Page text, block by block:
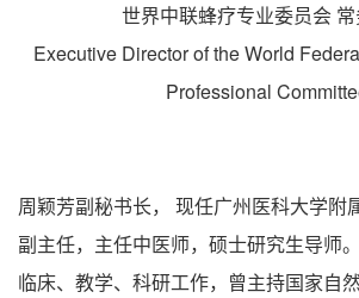
世界中联蜂疗专业委员会
Executive Director of the World
Professional
周颖芳副秘书长， 现任广州医科大学附
副主任，主任中医师，硕士研究生导师
临床、教学、科研工作，曾主持国家自